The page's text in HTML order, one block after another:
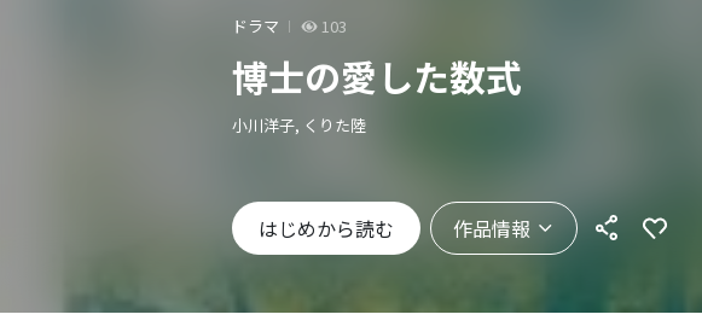
ドラマ 103
博士の愛した数式
小川洋子, くりた陸
はじめから読む 作品情報